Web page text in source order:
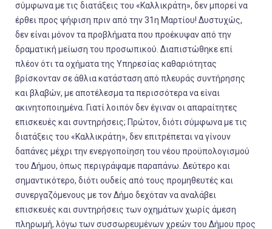
σύμφωνα με τις διατάξεις του «Καλλικράτη», δεν μπορεί να
έρθει προς ψήφιση πριν από την 31η Μαρτίου! Δυστυχώς,
δεν είναι μόνον τα προβλήματα που προέκυψαν από την
δραματική μείωση του προσωπικού. Διαπιστώθηκε επί
πλέον ότι τα οχήματα της Υπηρεσίας καθαριότητας
βρίσκονταν σε άθλια κατάσταση από πλευράς συντήρησης
και βλαβών, με αποτέλεσμα τα περισσότερα να είναι
ακινητοποιημένα. Γιατί λοιπόν δεν έγιναν οι απαραίτητες
επισκευές και συντηρήσεις; Πρώτον, διότι σύμφωνα με τις
διατάξεις του «Καλλικράτη», δεν επιτρέπεται να γίνουν
δαπάνες μέχρι την ενεργοποίηση του νέου προϋπολογισμού
του Δήμου, όπως περιγράψαμε παραπάνω. Δεύτερο και
σημαντικότερο, διότι ουδείς από τους προμηθευτές και
συνεργαζόμενους με τον Δήμο δεχόταν να αναλάβει
επισκευές και συντηρήσεις των οχημάτων χωρίς άμεση
πληρωμή, λόγω των συσσωρευμένων χρεών του Δήμου προς